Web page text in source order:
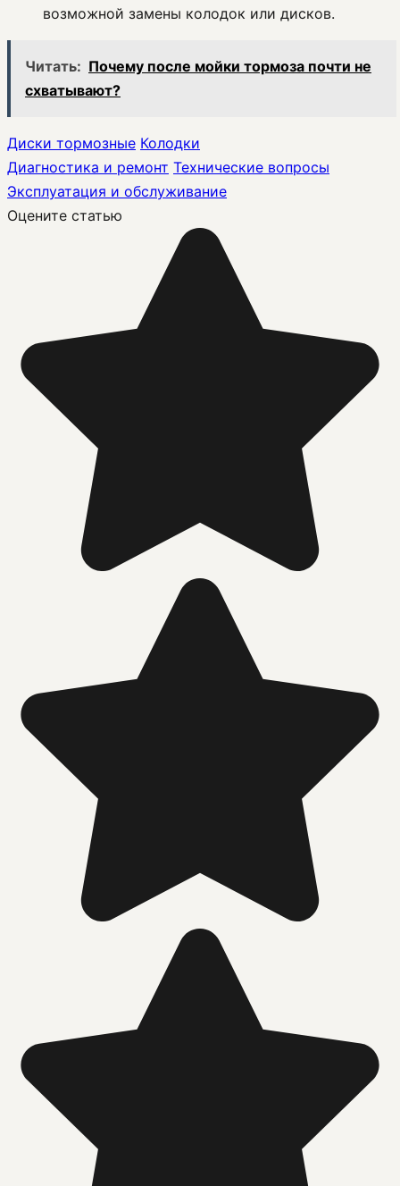
возможной замены колодок или дисков.
Читать: Почему после мойки тормоза почти не
схватывают?
Диски тормозные Колодки
Диагностика и ремонт Технические вопросы
Эксплуатация и обслуживание
Оцените статью